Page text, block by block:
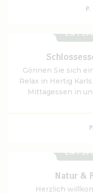
schönen
P.
Gönnen Sie sich
Relax in Hertig
Mittagessen in
P.
Natur &
Herzlich